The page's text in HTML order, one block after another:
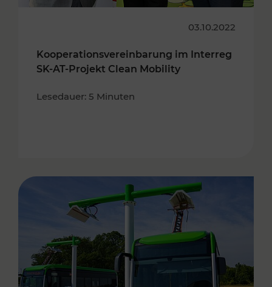
03.10.2022
Kooperationsvereinbarung im Interreg
SK-AT-Projekt Clean Mobility
Lesedauer: 5 Minuten